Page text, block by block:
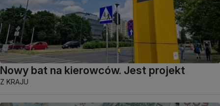
Nowy bat na kierowców. Jest projekt
Z KRAJU